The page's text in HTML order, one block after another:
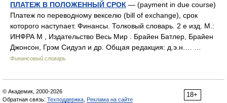
ПЛАТЕЖ В ПОЛОЖЕННЫЙ СРОК — (payment in due course)
Платеж по переводному векселю (bill of exchange), срок
которого наступает. Финансы. Толковый словарь. 2 е изд. М.:
ИНФРА М , Издательство Весь Мир . Брайен Батлер, Брайен
Джонсон, Грэм Сидуэл и др. Общая редакция: д.э.н.… …
Финансовый словарь
18+
© Академик, 2000-2026
Обратная связь: Техподдержка Реклама на сайте